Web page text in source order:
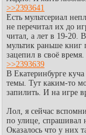
>>2393641
Есть мультсериал
не перечитал их до
читал, а лет в 19-20.
мультик раньше
зацепил в своё время.
>>2393639
В Екатеринбурге
темы. Тут каким-то
запилить. И на игре
Лол, я сейчас
по улице, спрашивал
Оказалось что у них